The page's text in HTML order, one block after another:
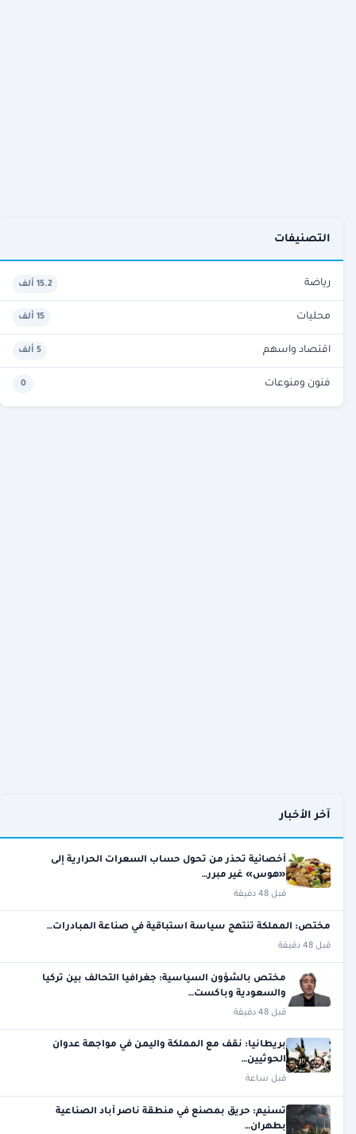
التصنيفات
رياضة 15.2 ألف
محليات 15 ألف
اقتصاد واسهم 5 ألف
فنون ومنوعات 0
آخر الأخبار
أخصائية تحذر من تحول حساب السعرات الحرارية إلى
«هوس» غير مبرر…
قبل 48 دقيقة
مختص: المملكة تنتهج سياسة استباقية في صناعة المبادرات…
قبل 48 دقيقة
مختص بالشؤون السياسية: جغرافيا التحالف بين تركيا
والسعودية وباكست…
قبل 48 دقيقة
بريطانيا: نقف مع المملكة واليمن في مواجهة عدوان
الحوثيين…
قبل ساعة
تسنيم: حريق بمصنع في منطقة ناصر آباد الصناعية
بطهران…